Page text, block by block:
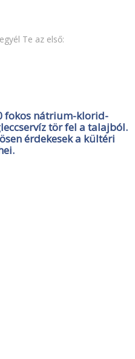
Te az első:
fokos nátrium-klorid-
tör fel a talajból.
érdekesek a kültéri